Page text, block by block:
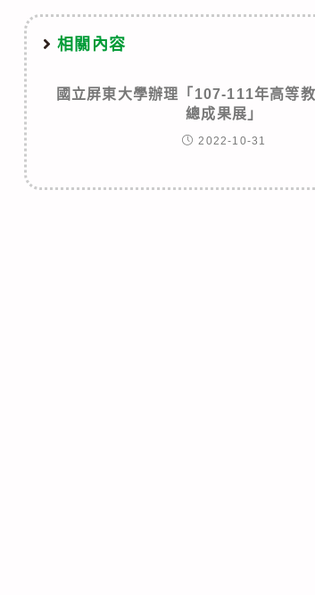
相關內容
國立屏東大學辦理「107-111年高等
總成果展」
2022-10-31